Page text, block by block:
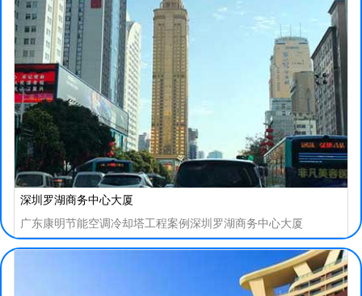
深圳罗湖商务中心大厦
广东康明节能空调冷却塔工程案例深圳罗湖商务中心大厦